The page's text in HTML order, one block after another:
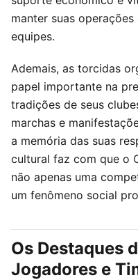
manter suas
equipes.
Ademais, as torcidas
papel importante na
tradições de seus
marchas e
a memória das suas
cultural faz com que o
não apenas uma
um fenômeno social
Os Destaques
Jogadores e